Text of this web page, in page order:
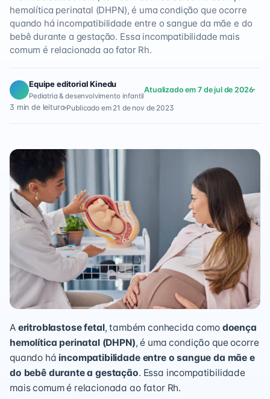
hemolítica perinatal (DHPN), é uma condição que ocorre
quando há incompatibilidade entre o sangue da mãe e do
bebê durante a gestação. Essa incompatibilidade mais
comum é relacionada ao fator Rh.
Equipe editorial Kinedu
Pediatria & desenvolvimento infantil
Atualizado em 7 de jul de 2026
3 min de leitura Publicado em 21 de nov de 2023
A eritroblastose fetal, também conhecida como doença
hemolítica perinatal (DHPN), é uma condição que ocorre
quando há incompatibilidade entre o sangue da mãe e
do bebê durante a gestação. Essa incompatibilidade
mais comum é relacionada ao fator Rh.